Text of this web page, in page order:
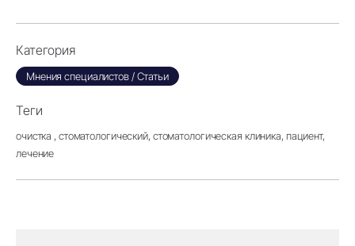
Категория
Мнения специалистов / Статьи
Теги
очистка , стоматологический, стоматологическая клиника, пациент,
лечение